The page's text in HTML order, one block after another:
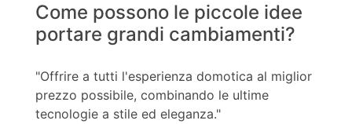
Come possono le piccole idee
portare grandi cambiamenti?
"Offrire a tutti l'esperienza domotica al miglior
prezzo possibile, combinando le ultime
tecnologie a stile ed eleganza."